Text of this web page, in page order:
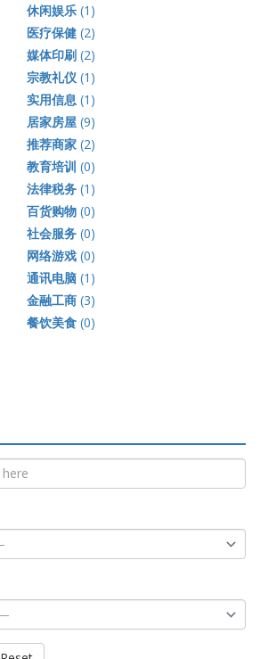
休闲娱乐(1)
医疗保健(2)
媒体印刷(2)
宗教礼仪(1)
实用信息(1)
居家房屋(9)
推荐商家(2)
教育培训 (0)
法律税务(1)
百货购物(0)
社会服务(0)
网络游戏(0)
通讯电脑(1)
金融工商(3)
餐饮美食(0)